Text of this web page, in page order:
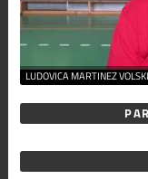
LUDOVICA MARTINEZ